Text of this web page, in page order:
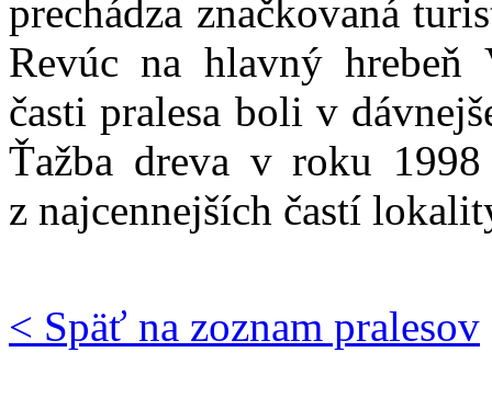
prechádza značkovaná
Revúc na hlavný hrebeň
časti pralesa boli v
Ťažba dreva v roku
z najcennejších častí
< Späť na zoznam pralesov